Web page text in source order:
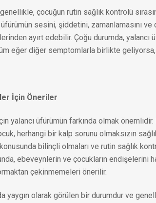
çocuğun rutin sağlık kontrolü
sesini, şiddetini, zamanlamasını ve
ayırt edebilir. Çoğu durumda,
eğer diğer semptomlarla birlikte geliyorsa,
İçin Öneriler
yalancı üfürümün farkında olmak
herhangi bir kalp sorunu olmaksızın
konusunda bilinçli olmaları ve rutin sağlık
ebeveynlerin ve çocukların endişelerini
çekinmemeleri önerilir.
yaygın olarak görülen bir durumdur ve